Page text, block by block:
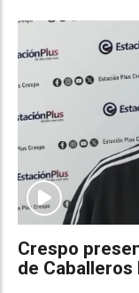
Crespo
de